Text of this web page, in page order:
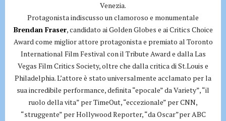
Venezia.
Protagonista indiscusso un clamoroso e monumentale
Brendan Fraser, candidato ai Golden Globes e ai Critics Choice
Award come miglior attore protagonista e premiato al Toronto
International Film Festival con il Tribute Award e dalla Las
Vegas Film Critics Society, oltre che dalla critica di St.Louis e
Philadelphia. L’attore è stato universalmente acclamato per la
sua incredibile performance, definita “epocale” da Variety”, “il
ruolo della vita” per TimeOut, “eccezionale” per CNN,
“struggente” per Hollywood Reporter, “da Oscar”per ABC